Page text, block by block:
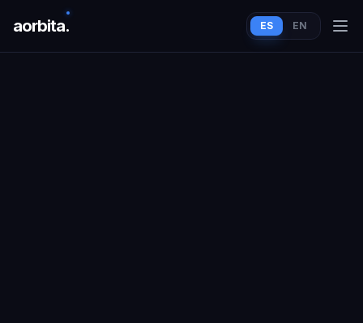
aorbita. ES EN